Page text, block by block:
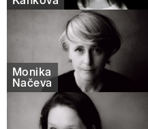
Monika
Načeva